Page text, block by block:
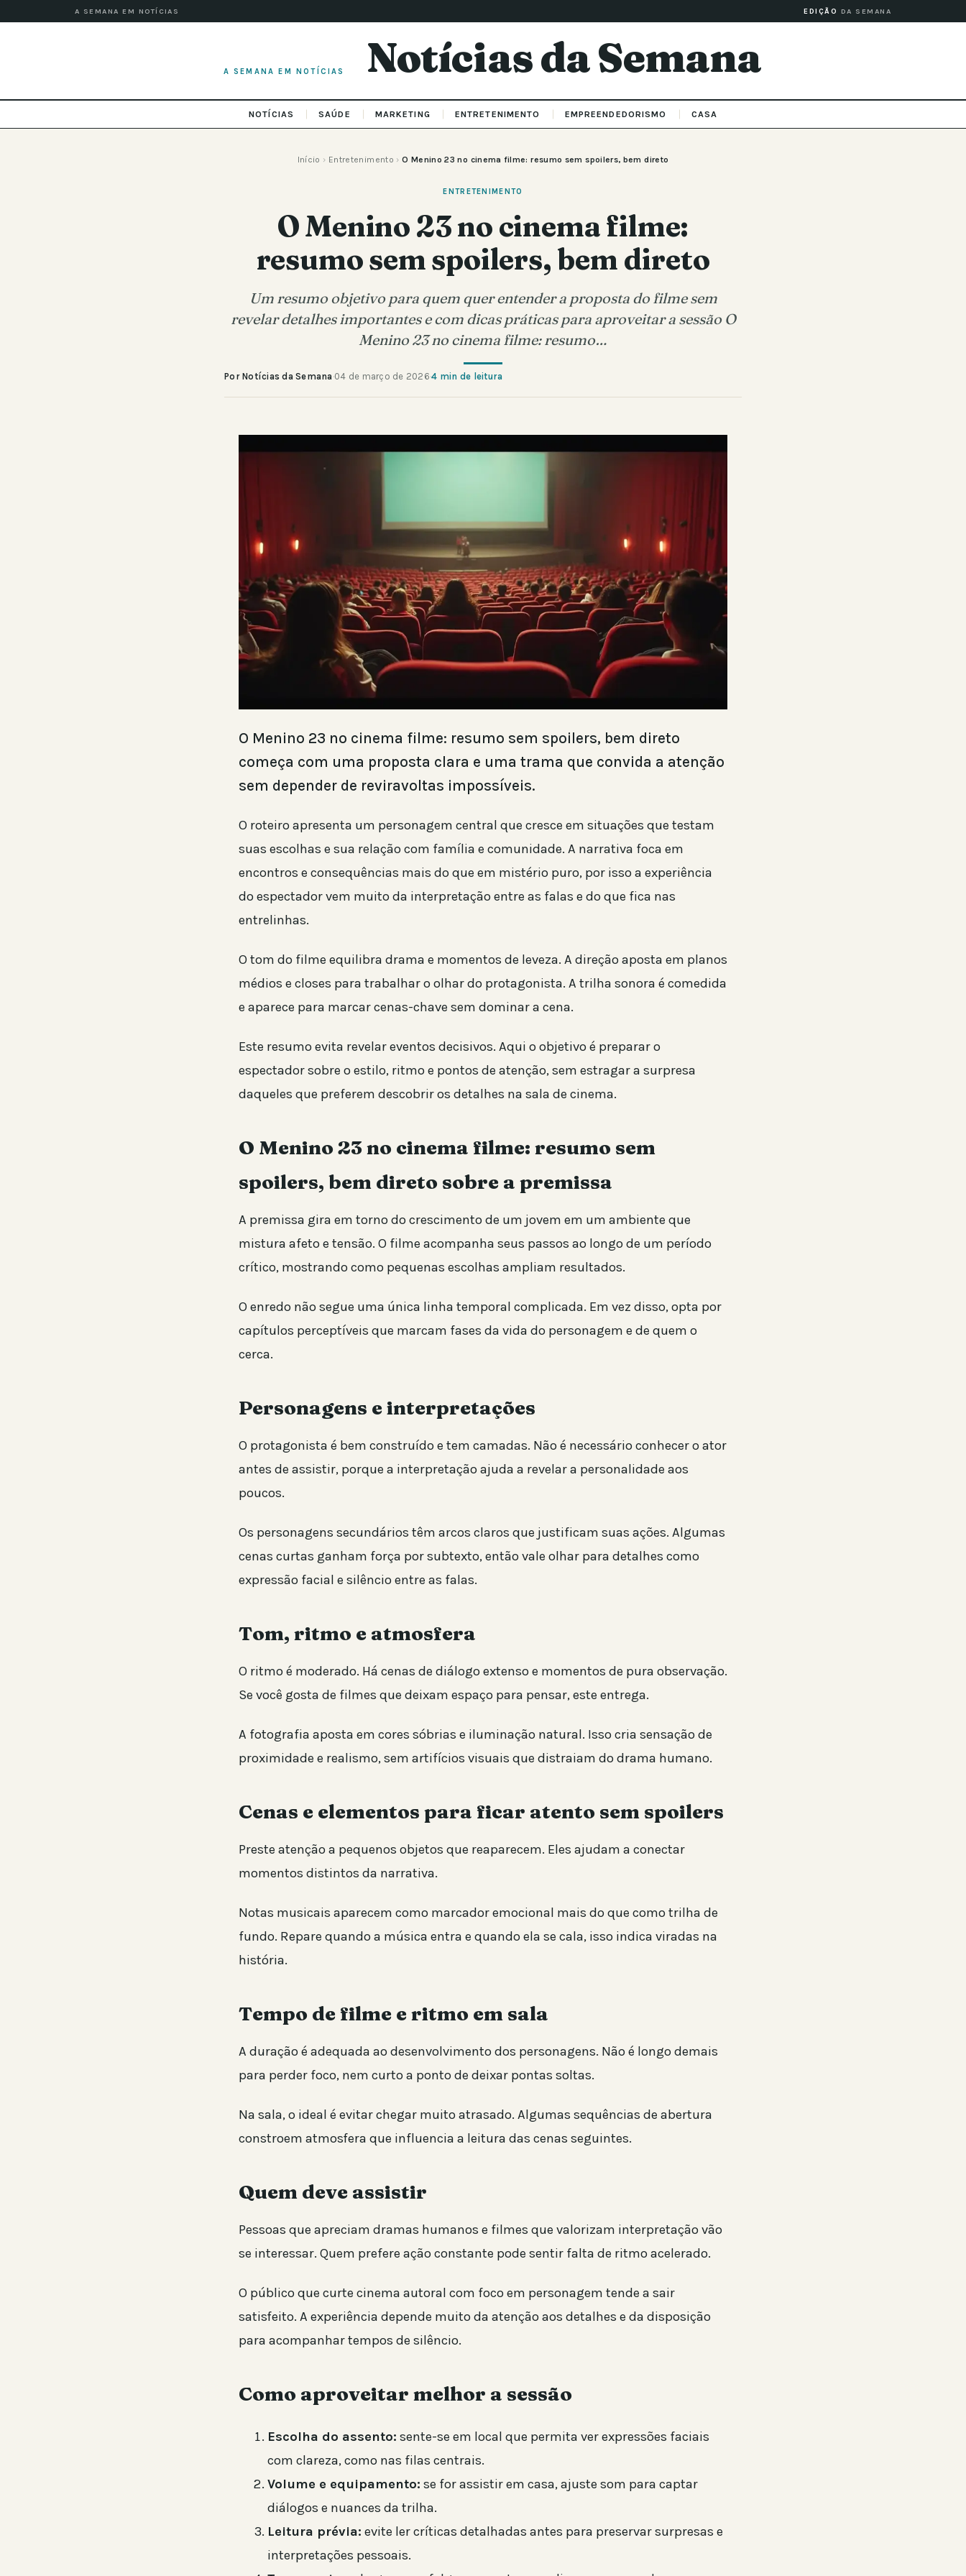
A SEMANA EM NOTÍCIAS EDIÇÃO DA SEMANA
A SEMANA EM NOTÍCIAS Notícias da Semana
NOTÍCIAS SAÚDE MARKETING ENTRETENIMENTO EMPREENDEDORISMO CASA
Início › Entretenimento › O Menino 23 no cinema filme: resumo sem spoilers, bem direto
ENTRETENIMENTO
O Menino 23 no cinema filme:
resumo sem spoilers, bem direto
Um resumo objetivo para quem quer entender a proposta do filme sem
revelar detalhes importantes e com dicas práticas para aproveitar a sessão O
Menino 23 no cinema filme: resumo…
Por Notícias da Semana ·04 de março de 2026·4 min de leitura
O Menino 23 no cinema filme: resumo sem spoilers, bem direto
começa com uma proposta clara e uma trama que convida a atenção
sem depender de reviravoltas impossíveis.
O roteiro apresenta um personagem central que cresce em situações que testam
suas escolhas e sua relação com família e comunidade. A narrativa foca em
encontros e consequências mais do que em mistério puro, por isso a experiência
do espectador vem muito da interpretação entre as falas e do que fica nas
entrelinhas.
O tom do filme equilibra drama e momentos de leveza. A direção aposta em planos
médios e closes para trabalhar o olhar do protagonista. A trilha sonora é comedida
e aparece para marcar cenas-chave sem dominar a cena.
Este resumo evita revelar eventos decisivos. Aqui o objetivo é preparar o
espectador sobre o estilo, ritmo e pontos de atenção, sem estragar a surpresa
daqueles que preferem descobrir os detalhes na sala de cinema.
O Menino 23 no cinema filme: resumo sem
spoilers, bem direto sobre a premissa
A premissa gira em torno do crescimento de um jovem em um ambiente que
mistura afeto e tensão. O filme acompanha seus passos ao longo de um período
crítico, mostrando como pequenas escolhas ampliam resultados.
O enredo não segue uma única linha temporal complicada. Em vez disso, opta por
capítulos perceptíveis que marcam fases da vida do personagem e de quem o
cerca.
Personagens e interpretações
O protagonista é bem construído e tem camadas. Não é necessário conhecer o ator
antes de assistir, porque a interpretação ajuda a revelar a personalidade aos
poucos.
Os personagens secundários têm arcos claros que justificam suas ações. Algumas
cenas curtas ganham força por subtexto, então vale olhar para detalhes como
expressão facial e silêncio entre as falas.
Tom, ritmo e atmosfera
O ritmo é moderado. Há cenas de diálogo extenso e momentos de pura observação.
Se você gosta de filmes que deixam espaço para pensar, este entrega.
A fotografia aposta em cores sóbrias e iluminação natural. Isso cria sensação de
proximidade e realismo, sem artifícios visuais que distraiam do drama humano.
Cenas e elementos para ficar atento sem spoilers
Preste atenção a pequenos objetos que reaparecem. Eles ajudam a conectar
momentos distintos da narrativa.
Notas musicais aparecem como marcador emocional mais do que como trilha de
fundo. Repare quando a música entra e quando ela se cala, isso indica viradas na
história.
Tempo de filme e ritmo em sala
A duração é adequada ao desenvolvimento dos personagens. Não é longo demais
para perder foco, nem curto a ponto de deixar pontas soltas.
Na sala, o ideal é evitar chegar muito atrasado. Algumas sequências de abertura
constroem atmosfera que influencia a leitura das cenas seguintes.
Quem deve assistir
Pessoas que apreciam dramas humanos e filmes que valorizam interpretação vão
se interessar. Quem prefere ação constante pode sentir falta de ritmo acelerado.
O público que curte cinema autoral com foco em personagem tende a sair
satisfeito. A experiência depende muito da atenção aos detalhes e da disposição
para acompanhar tempos de silêncio.
Como aproveitar melhor a sessão
Escolha do assento: sente-se em local que permita ver expressões faciais
com clareza, como nas filas centrais.
Volume e equipamento: se for assistir em casa, ajuste som para captar
diálogos e nuances da trilha.
Leitura prévia: evite ler críticas detalhadas antes para preservar surpresas e
interpretações pessoais.